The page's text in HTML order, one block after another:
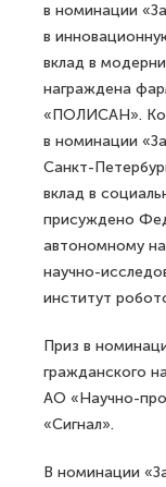
в номинации
в
вклад в
награждена
«ПОЛИСАН».
в номинации
Санкт-
вклад в
присуждено
автономному
научно-
институт
Приз в
гражданского
АО «Научно-
«Сигнал».
В номинации